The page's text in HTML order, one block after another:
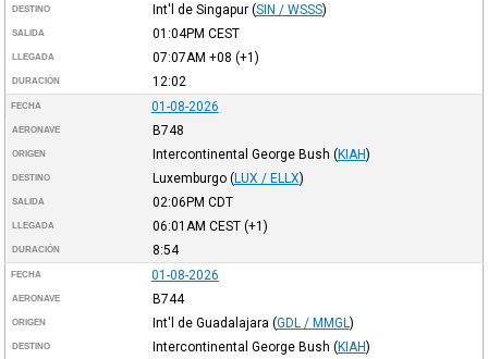
DESTINO Int'l de Singapur (SIN / WSSS)
SALIDA 01:04PM CEST
LLEGADA 07:07AM +08 (+1)
DURACIÓN 12:02
FECHA 01-08-2026
AERONAVE B748
ORIGEN Intercontinental George Bush (KIAH)
DESTINO Luxemburgo (LUX / ELLX)
SALIDA 02:06PM CDT
LLEGADA 06:01AM CEST(+1)
DURACIÓN 8:54
FECHA 01-08-2026
AERONAVE B744
ORIGEN Int'l de Guadalajara (GDL / MMGL )
DESTINO Intercontinental George Bush (KIAH)